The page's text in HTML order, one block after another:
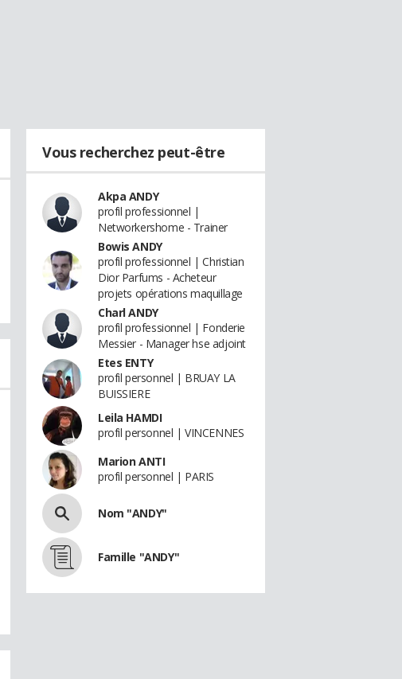
Vous recherchez peut-être
Akpa ANDY
profil professionnel |
Networkershome - Trainer
Bowis ANDY
profil professionnel | Christian
Dior Parfums - Acheteur
projets opérations maquillage
Charl ANDY
profil professionnel | Fonderie
Messier - Manager hse adjoint
Etes ENTY
profil personnel | BRUAY LA
BUISSIERE
Leila HAMDI
profil personnel | VINCENNES
Marion ANTI
profil personnel | PARIS
Nom "ANDY"
Famille "ANDY"